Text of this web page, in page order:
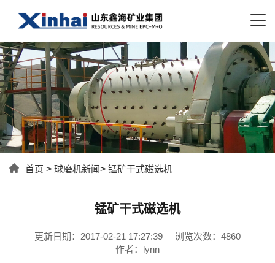
首页 > 球磨机新闻> 锰矿干式磁选机
锰矿干式磁选机
更新日期：2017-02-21 17:27:39
浏览次数：4860
作者：lynn